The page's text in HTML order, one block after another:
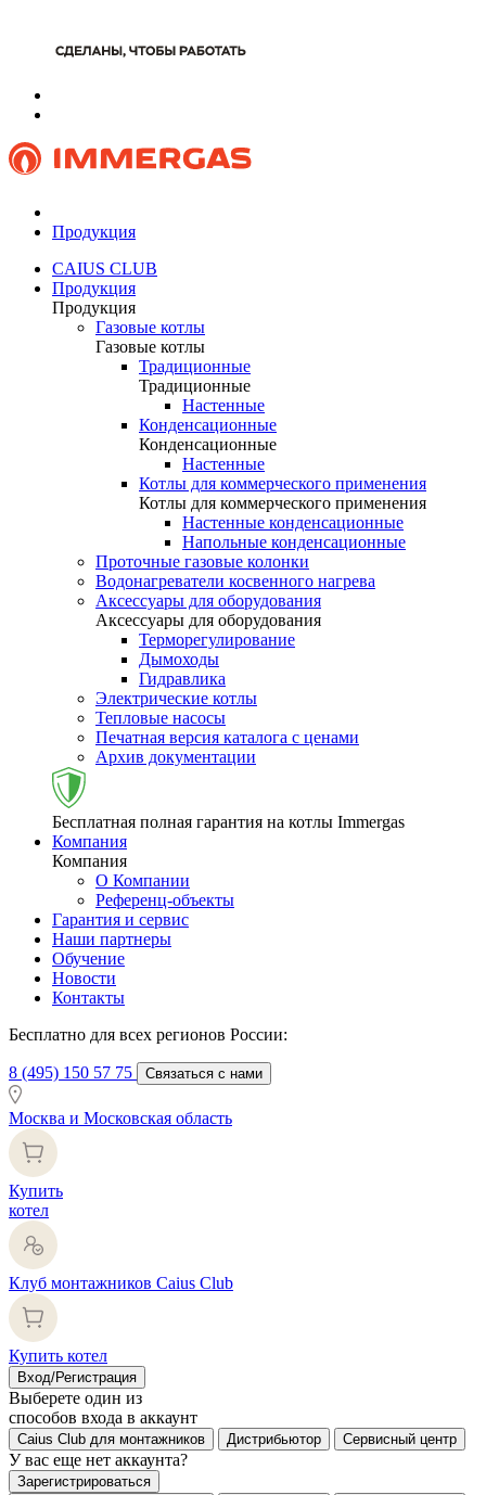
Продукция
CAIUS CLUB
Продукция
Продукция
Газовые котлы
Газовые котлы
Традиционные
Традиционные
Настенные
Конденсационные
Конденсационные
Настенные
Котлы для коммерческого применения
Котлы для коммерческого применения
Настенные конденсационные
Напольные конденсационные
Проточные газовые колонки
Водонагреватели косвенного нагрева
Аксессуары для оборудования
Аксессуары для оборудования
Терморегулирование
Дымоходы
Гидравлика
Электрические котлы
Тепловые насосы
Печатная версия каталога с ценами
Архив документации
Бесплатная полная гарантия на котлы Immergas
Компания
Компания
О Компании
Референц-объекты
Гарантия и сервис
Наши партнеры
Обучение
Новости
Контакты
Бесплатно для всех регионов России:
8 (495) 150 57 75 Связаться с нами
Москва и Московская область
Купить
котел
Клуб монтажников Caius Club
Купить котел
Вход/Регистрация
Выберете один из
способов входа в аккаунт
Caius Club для монтажников Дистрибьютор Сервисный центр
У вас еще нет аккаунта?
Зарегистрироваться